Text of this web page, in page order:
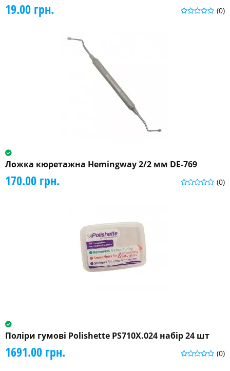
(0)
19.00 грн.
Ложка кюретажна Hemingway 2/2 мм DE-769
(0)
170.00 грн.
Поліри гумові Polishette PS710X.024 набір 24 шт
(0)
1691.00 грн.